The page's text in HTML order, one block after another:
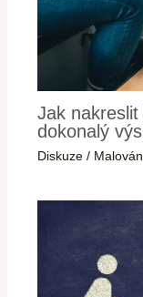
Jak
dokonalý
Diskuze /